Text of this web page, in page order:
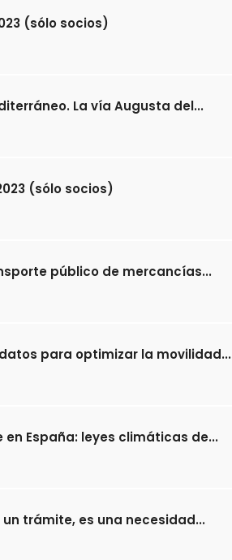
(sólo socios)
La vía Augusta del...
(sólo socios)
público de mercancías...
datos para optimizar la movilidad...
España: leyes climáticas de...
trámite, es una necesidad...